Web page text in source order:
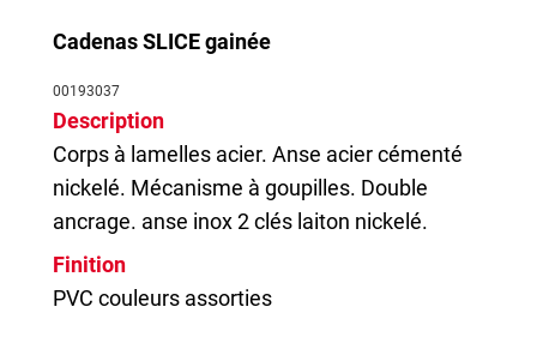
Cadenas SLICE gainée
00193037
Description
Corps à lamelles acier. Anse acier cémenté
nickelé. Mécanisme à goupilles. Double
ancrage. anse inox 2 clés laiton nickelé.
Finition
PVC couleurs assorties